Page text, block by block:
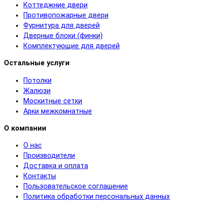
Коттеджние двери
Противопожарные двери
Фурнитура для дверей
Дверные блоки (финки)
Комплектующие для дверей
Остальные услуги
Потолки
Жалюзи
Москитные сетки
Арки межкомнатные
О компании
О нас
Производители
Доставка и оплата
Контакты
Пользовательское соглашение
Политика обработки персональных данных